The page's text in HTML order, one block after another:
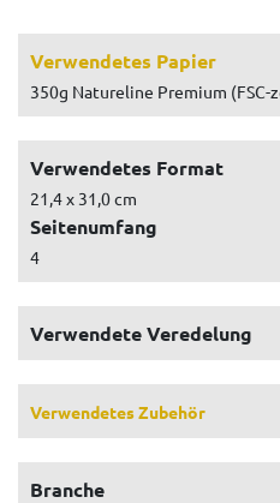
Verwendetes Papier
350g Natureline Premium
Verwendetes Format
21,4 x 31,0 cm
Seitenumfang
4
Verwendete Veredelung
Verwendetes Zubehör
Branche